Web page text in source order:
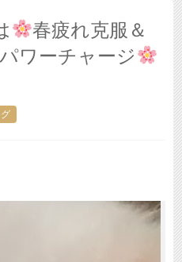
春疲れ克服＆
ワーチャージ